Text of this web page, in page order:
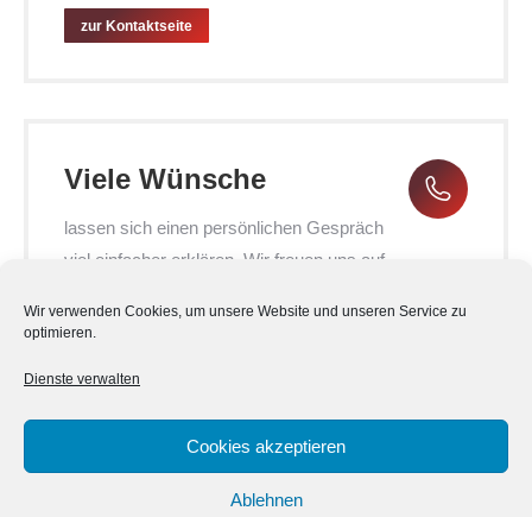
Wir verwenden Cookies, um unsere Website und unseren Service zu
optimieren.
Dienste verwalten
Cookies akzeptieren
Ablehnen
zur Kontaktseite
Viele Wünsche
lassen sich einen persönlichen Gespräch
viel einfacher erklären. Wir freuen uns auf